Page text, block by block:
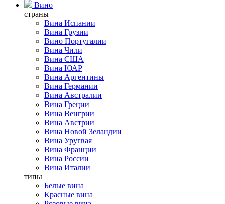
Вино
страны
Вина Испании
Вина Грузии
Вино Португалии
Вина Чили
Вина США
Вина ЮАР
Вина Аргентины
Вина Германии
Вина Австралии
Вина Греции
Вина Венгрии
Вина Австрии
Вина Новой Зеландии
Вина Уругвая
Вина Франции
Вина России
Вина Италии
типы
Белые вина
Красные вина